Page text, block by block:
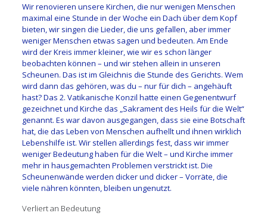
Wir renovieren unsere Kirchen, die nur wenigen Menschen
maximal eine Stunde in der Woche ein Dach über dem Kopf
bieten, wir singen die Lieder, die uns gefallen, aber immer
weniger Menschen etwas sagen und bedeuten. Am Ende
wird der Kreis immer kleiner, wie wir es schon länger
beobachten können – und wir stehen allein in unseren
Scheunen. Das ist im Gleichnis die Stunde des Gerichts. Wem
wird dann das gehören, was du – nur für dich – angehäuft
hast? Das 2. Vatikanische Konzil hatte einen Gegenentwurf
gezeichnet und Kirche das „Sakrament des Heils für die Welt“
genannt. Es war davon ausgegangen, dass sie eine Botschaft
hat, die das Leben von Menschen aufhellt und ihnen wirklich
Lebenshilfe ist. Wir stellen allerdings fest, dass wir immer
weniger Bedeutung haben für die Welt – und Kirche immer
mehr in hausgemachten Problemen verstrickt ist. Die
Scheunenwände werden dicker und dicker – Vorräte, die
viele nähren könnten, bleiben ungenutzt.
Verliert an Bedeutung